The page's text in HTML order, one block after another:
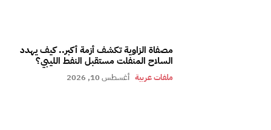
مصفاة الزاوية تكشف أزمة أكبر.. كيف يهدد
السلاح المنفلت مستقبل النفط الليبي؟
ملفات عربية أغسطس 10, 2026